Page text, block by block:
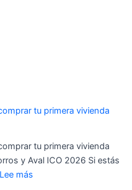
tu primera vivienda
tu primera vivienda
y Aval ICO 2026 Si estás
Lee más